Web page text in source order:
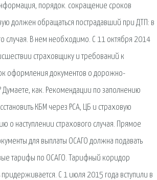
порядок. сокращение сроков
должен обращаться пострадавший при ДТП: в
случая. В нем необходимо. С 11 октября 2014
страховщику и требований к
оформления документов о дорожно-
Думаете, как. Рекомендации по заполнению
КБМ через РСА, ЦБ и страховую
наступлении страхового случая. Прямое
для выплаты ОСАГО должна подавать
тарифы по ОСАГО. Тарифный коридор
С 1 июля 2015 года вступили в